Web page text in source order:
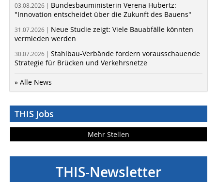
03.08.2026 | Bundesbauministerin Verena Hubertz:
"Innovation entscheidet über die Zukunft des Bauens"
31.07.2026 | Neue Studie zeigt: Viele Bauabfälle könnten
vermieden werden
30.07.2026 | Stahlbau-Verbände fordern vorausschauende
Strategie für Brücken und Verkehrsnetze
» Alle News
THIS Jobs
Mehr Stellen
THIS-Newsletter